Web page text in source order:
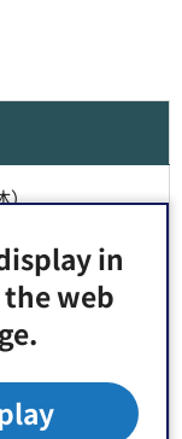
in
the web
）